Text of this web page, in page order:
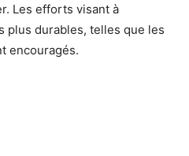
Les efforts visant à
plus durables, telles que les
encouragés.